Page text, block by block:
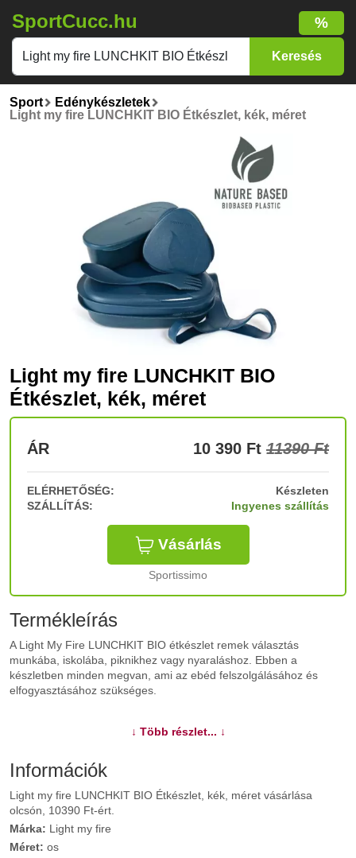
SportCucc.hu %
Sport
Edénykészletek
Light my fire LUNCHKIT BIO Étkészlet, kék, méret
Light my fire LUNCHKIT BIO
Étkészlet, kék, méret
ÁR 10 390 Ft 11390 Ft
ELÉRHETŐSÉG:
Készleten
SZÁLLÍTÁS:
Ingyenes szállítás
Vásárlás
Sportissimo
Termékleírás
A Light My Fire LUNCHKIT BIO étkészlet remek választás
munkába, iskolába, piknikhez vagy nyaraláshoz. Ebben a
készletben minden megvan, ami az ebéd felszolgálásához és
elfogyasztásához szükséges.
↓ Több részlet... ↓
Információk
Light my fire LUNCHKIT BIO Étkészlet, kék, méret vásárlása
olcsón, 10390 Ft-ért.
Márka: Light my fire
Méret: os